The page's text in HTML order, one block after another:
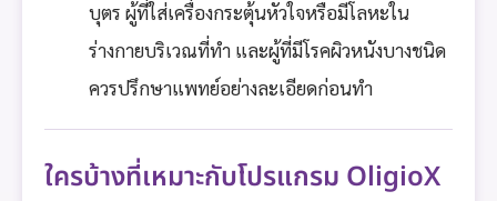
บุตร ผู้ที่ใส่เครื่องกระตุ้นหัวใจหรือมีโลหะใน
ร่างกายบริเวณที่ทำ และผู้ที่มีโรคผิวหนังบางชนิด
ควรปรึกษาแพทย์อย่างละเอียดก่อนทำ
ใครบ้างที่เหมาะกับโปรแกรม OligioX